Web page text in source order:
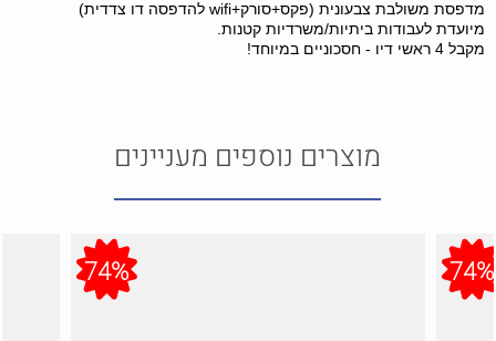
מדפסת משולבת צבעונית (פקס+סורק+wifi להדפסה דו צדדית)
מיועדת לעבודות ביתיות/משרדיות קטנות.
מקבל 4 ראשי דיו - חסכוניים במיוחד!
מוצרים נוספים מעניינים
74%
74%